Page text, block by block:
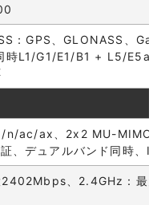
：GPS、GLONASS、
時L1/G1/E1/B1 + L5/E5a/
n/ac/ax、2x2 MU-MIMO
、デュアルバンド同時、
、2.4GHz：最大